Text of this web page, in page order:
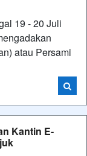
19 - 20 Juli
atau Persami
Kantin E-